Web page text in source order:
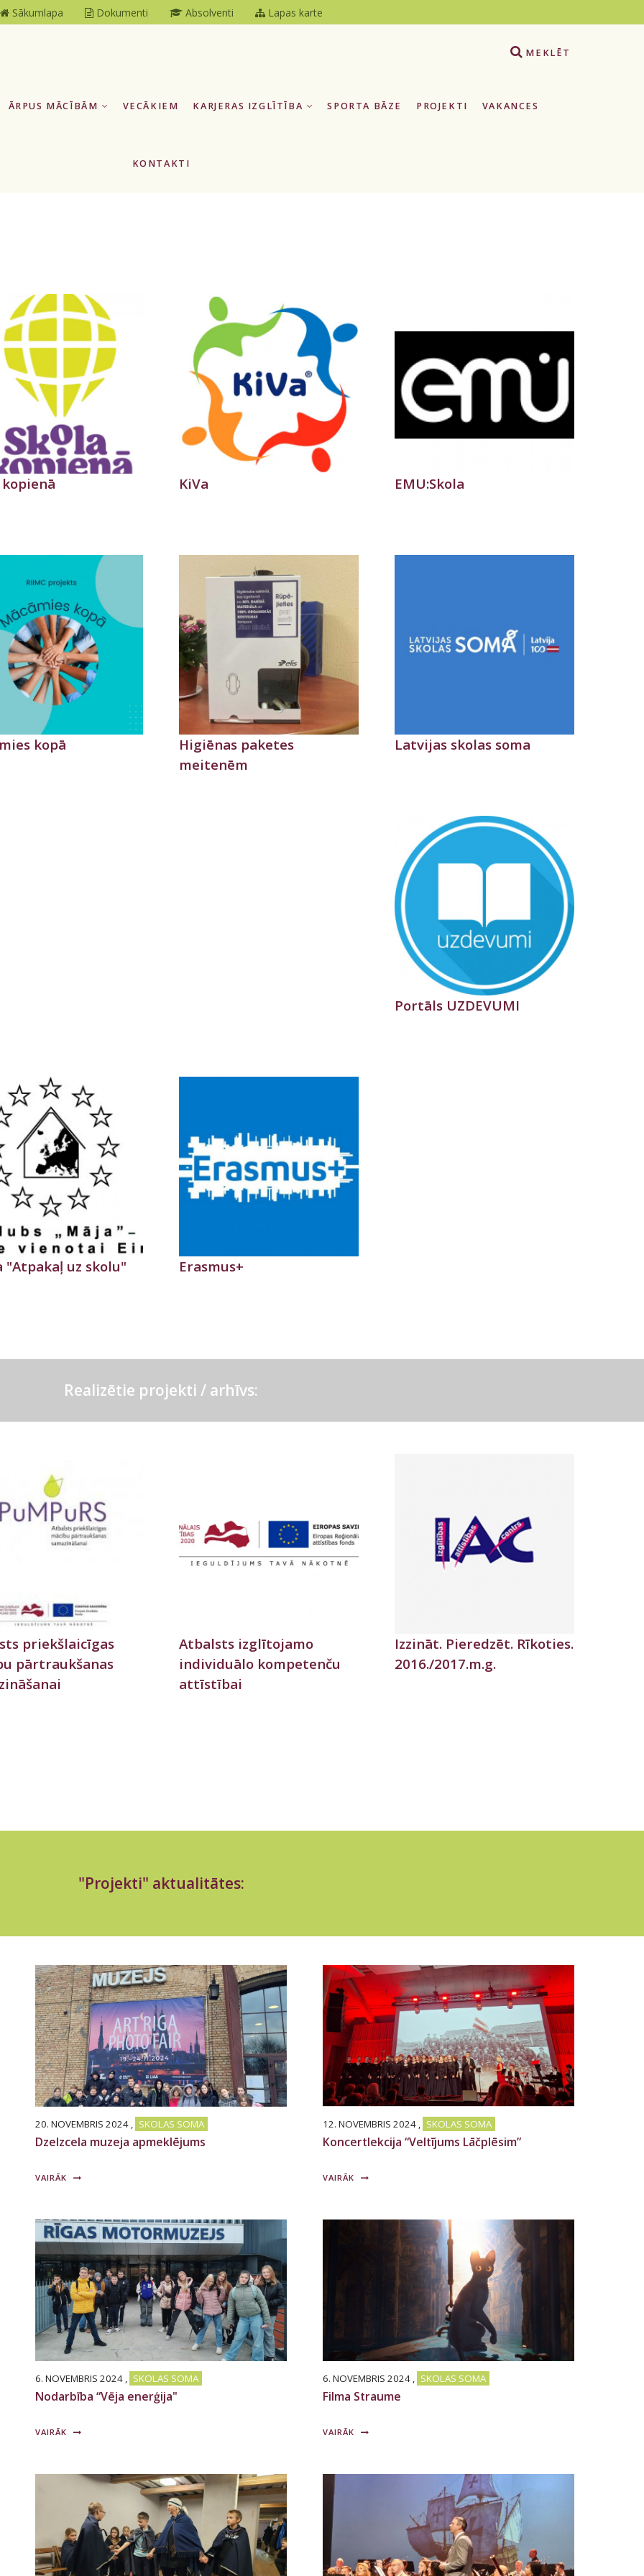
Sākumlapa Dokumenti Absolventi Lapas karte
MEKLĒT
ĀRPUS MĀCĪBĀM VECĀKIEM KARJERAS IZGLĪTĪBA SPORTA BĀZE PROJEKTI VAKANCES
KONTAKTI
KiVa EMU:Skola
kopā
Higiēnas paketes
meitenēm
Latvijas skolas soma
Portāls UZDEVUMI
"Atpakaļ uz skolu" Erasmus+
Realizētie projekti / arhīvs:
priekšlaicīgas
pārtraukšanas
Atbalsts izglītojamo
individuālo kompetenču
attīstībai
Izzināt. Pieredzēt. Rīkoties.
2016./2017.m.g.
"Projekti" aktualitātes:
20. NOVEMBRIS 2024 , SKOLAS SOMA
Dzelzcela muzeja apmeklējums
VAIRĀK
12. NOVEMBRIS 2024 , SKOLAS SOMA
Koncertlekcija “Veltījums Lāčplēsim”
VAIRĀK
6. NOVEMBRIS 2024 , SKOLAS SOMA
Nodarbība “Vēja enerģija"
VAIRĀK
6. NOVEMBRIS 2024 , SKOLAS SOMA
Filma Straume
VAIRĀK